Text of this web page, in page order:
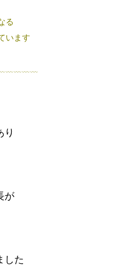
る
います
り
が
した